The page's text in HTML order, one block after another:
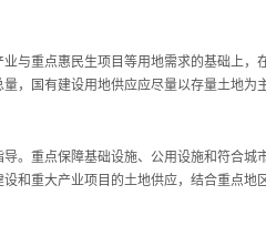
重点惠民生项目等用地需求的基础上，
，国有建设用地供应应尽量以存量土地为
重点保障基础设施、公用设施和符合城
和重大产业项目的土地供应，结合重点